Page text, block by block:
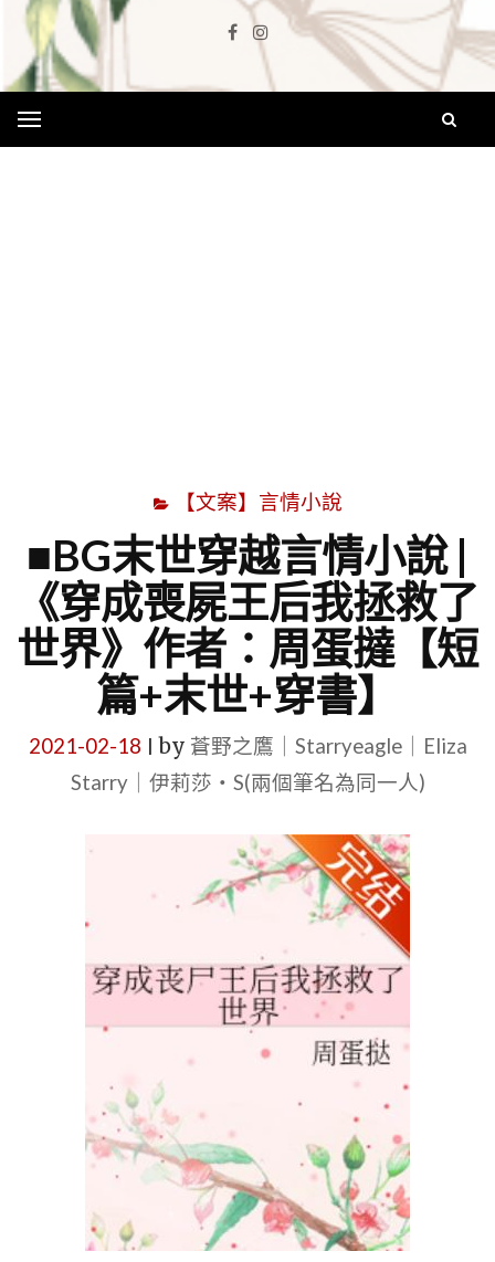
Facebook
Instagram
【文案】言情小說
■BG末世穿越言情小說 |
《穿成喪屍王后我拯救了
世界》作者：周蛋撻【短
篇+末世+穿書】
2021-02-18 by 蒼野之鷹｜Starryeagle｜Eliza
Starry｜伊莉莎・S(兩個筆名為同一人)